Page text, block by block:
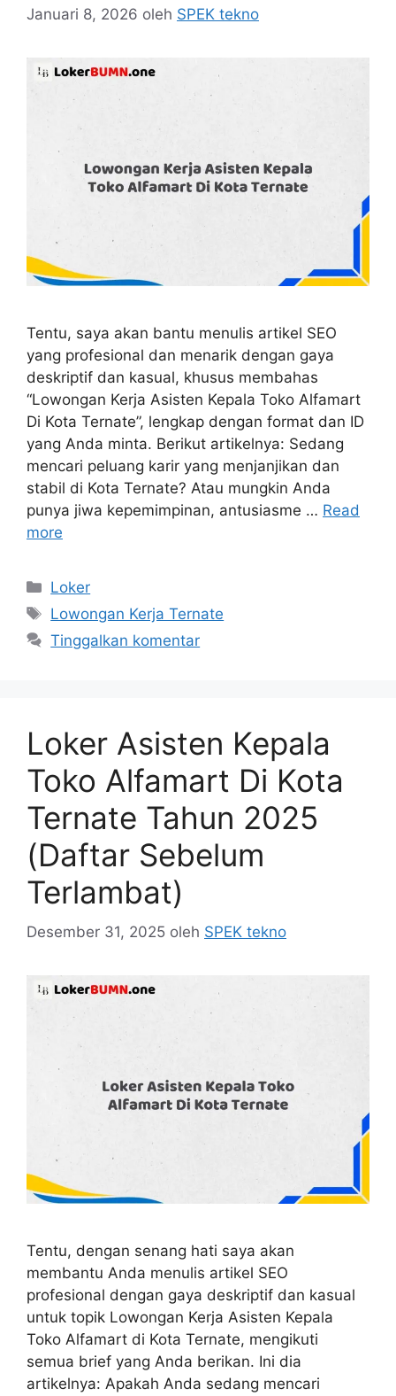
Januari 8, 2026 oleh SPEK tekno
Tentu, saya akan bantu menulis artikel SEO
yang profesional dan menarik dengan gaya
deskriptif dan kasual, khusus membahas
“Lowongan Kerja Asisten Kepala Toko Alfamart
Di Kota Ternate”, lengkap dengan format dan ID
yang Anda minta. Berikut artikelnya: Sedang
mencari peluang karir yang menjanjikan dan
stabil di Kota Ternate? Atau mungkin Anda
punya jiwa kepemimpinan, antusiasme … Read
more
Kategori
Loker
Tag
Lowongan Kerja Ternate
Tinggalkan komentar
Loker Asisten Kepala
Toko Alfamart Di Kota
Ternate Tahun 2025
(Daftar Sebelum
Terlambat)
Desember 31, 2025 oleh SPEK tekno
Tentu, dengan senang hati saya akan
membantu Anda menulis artikel SEO
profesional dengan gaya deskriptif dan kasual
untuk topik Lowongan Kerja Asisten Kepala
Toko Alfamart di Kota Ternate, mengikuti
semua brief yang Anda berikan. Ini dia
artikelnya: Apakah Anda sedang mencari